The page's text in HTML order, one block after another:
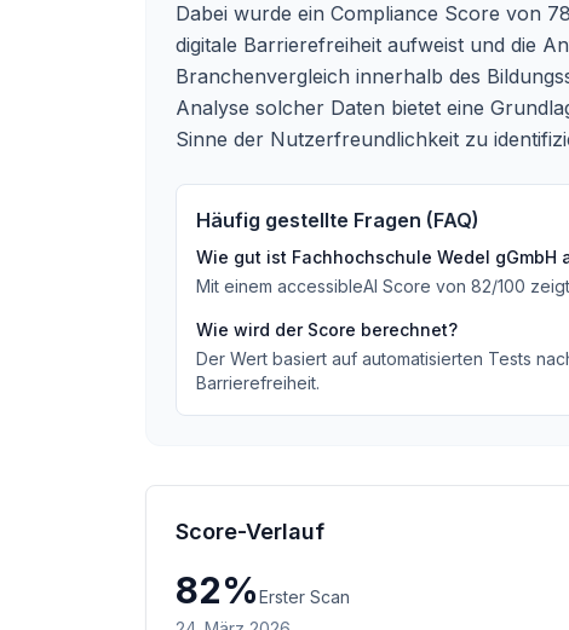
Dabei wurde ein Compliance Score von
digitale Barrierefreiheit aufweist und die
Branchenvergleich innerhalb des
Analyse solcher Daten bietet eine
Sinne der Nutzerfreundlichkeit zu
Häufig gestellte Fragen (FAQ)
Wie gut ist Fachhochschule Wedel gGmbH
Mit einem accessibleAI Score von 82/100
Wie wird der Score berechnet?
Der Wert basiert auf automatisierten Tests
Barrierefreiheit.
Score-Verlauf
82%Erster Scan